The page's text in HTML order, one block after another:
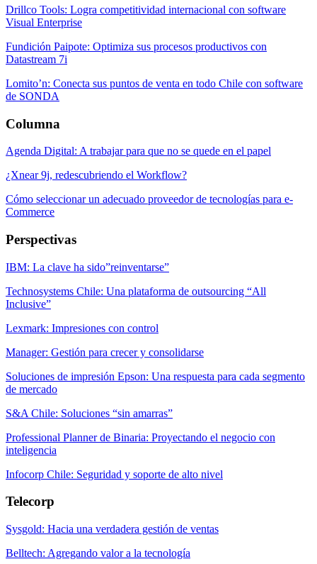
Drillco Tools: Logra competitividad internacional con software
Visual Enterprise
Fundición Paipote: Optimiza sus procesos productivos con
Datastream 7i
Lomito’n: Conecta sus puntos de venta en todo Chile con software
de SONDA
Columna
Agenda Digital: A trabajar para que no se quede en el papel
¿Xnear 9j, redescubriendo el Workflow?
Cómo seleccionar un adecuado proveedor de tecnologías para e-
Commerce
Perspectivas
IBM: La clave ha sido”reinventarse”
Technosystems Chile: Una plataforma de outsourcing “All
Inclusive”
Lexmark: Impresiones con control
Manager: Gestión para crecer y consolidarse
Soluciones de impresión Epson: Una respuesta para cada segmento
de mercado
S&A Chile: Soluciones “sin amarras”
Professional Planner de Binaria: Proyectando el negocio con
inteligencia
Infocorp Chile: Seguridad y soporte de alto nivel
Telecorp
Sysgold: Hacia una verdadera gestión de ventas
Belltech: Agregando valor a la tecnología